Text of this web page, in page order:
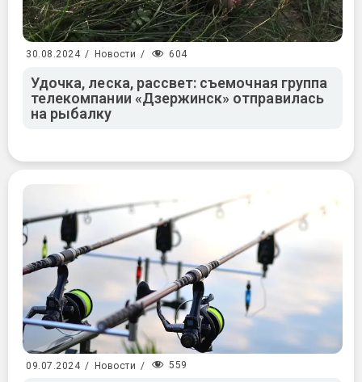
30.08.2024 / Новости / 604
Удочка, леска, рассвет: съемочная группа
телекомпании «Дзержинск» отправилась
на рыбалку
09.07.2024 / Новости / 559